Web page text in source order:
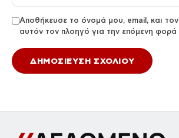
Αποθήκευσε το όνομά μου, email, και
αυτόν τον πλοηγό για την επόμενη